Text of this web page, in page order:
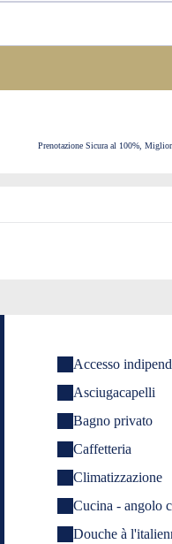
Prenotazione Sicura al 100%,
Accesso
Asciugacapelli
Bagno privato
Caffetteria
Climatizzazione
Cucina - angolo
Douche à